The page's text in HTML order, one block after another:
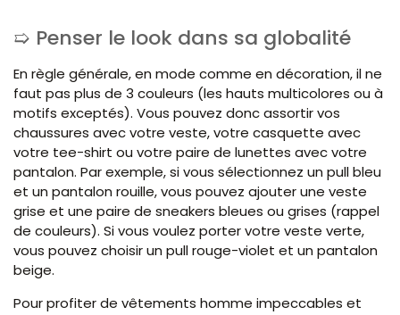
Penser le look dans sa globalité
En règle générale, en mode comme en décoration, il ne
faut pas plus de 3 couleurs (les hauts multicolores ou à
motifs exceptés). Vous pouvez donc assortir vos
chaussures avec votre veste, votre casquette avec
votre tee-shirt ou votre paire de lunettes avec votre
pantalon. Par exemple, si vous sélectionnez un pull bleu
et un pantalon rouille, vous pouvez ajouter une veste
grise et une paire de sneakers bleues ou grises (rappel
de couleurs). Si vous voulez porter votre veste verte,
vous pouvez choisir un pull rouge-violet et un pantalon
beige.
Pour profiter de vêtements homme impeccables et